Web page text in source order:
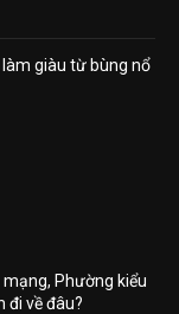
giàu từ bùng nổ
Phường kiểu
đi về đâu?